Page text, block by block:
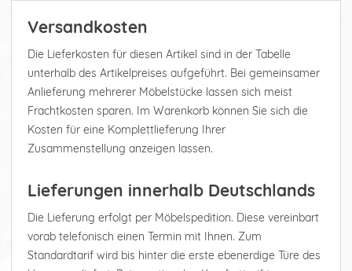
Versandkosten
Die Lieferkosten für diesen Artikel sind in der Tabelle
unterhalb des Artikelpreises aufgeführt. Bei gemeinsamer
Anlieferung mehrerer Möbelstücke lassen sich meist
Frachtkosten sparen. Im Warenkorb können Sie sich die
Kosten für eine Komplettlieferung Ihrer
Zusammenstellung anzeigen lassen.
Lieferungen innerhalb Deutschlands
Die Lieferung erfolgt per Möbelspedition. Diese vereinbart
vorab telefonisch einen Termin mit Ihnen. Zum
Standardtarif wird bis hinter die erste ebenerdige Türe des